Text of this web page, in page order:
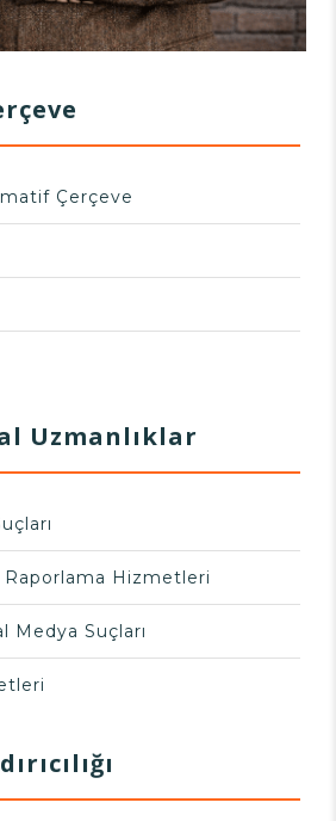
Çerçeve
Uzmanlıklar
Hizmetleri
Medya Suçları